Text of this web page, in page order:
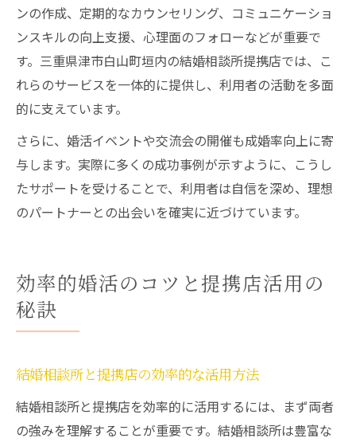
ンの作成、定期的なカウンセリング、コミュニケーショ
ンスキルの向上支援、心理面のフォローなどが重要で
す。三重県津市白山町垣内の結婚相談所提携店では、こ
れらのサービスを一体的に提供し、利用者の活動を多面
的に支えています。
さらに、婚活イベントや交流会の開催も成婚率向上に寄
与します。実際に多くの成功事例が示すように、こうし
たサポートを受けることで、利用者は自信を深め、理想
のパートナーとの出会いを確実に近づけています。
効率的婚活のコツと提携店活用の
秘訣
結婚相談所と提携店の効率的な活用方法
結婚相談所と提携店を効率的に活用するには、まず両者
の強みを理解することが重要です。結婚相談所は豊富な